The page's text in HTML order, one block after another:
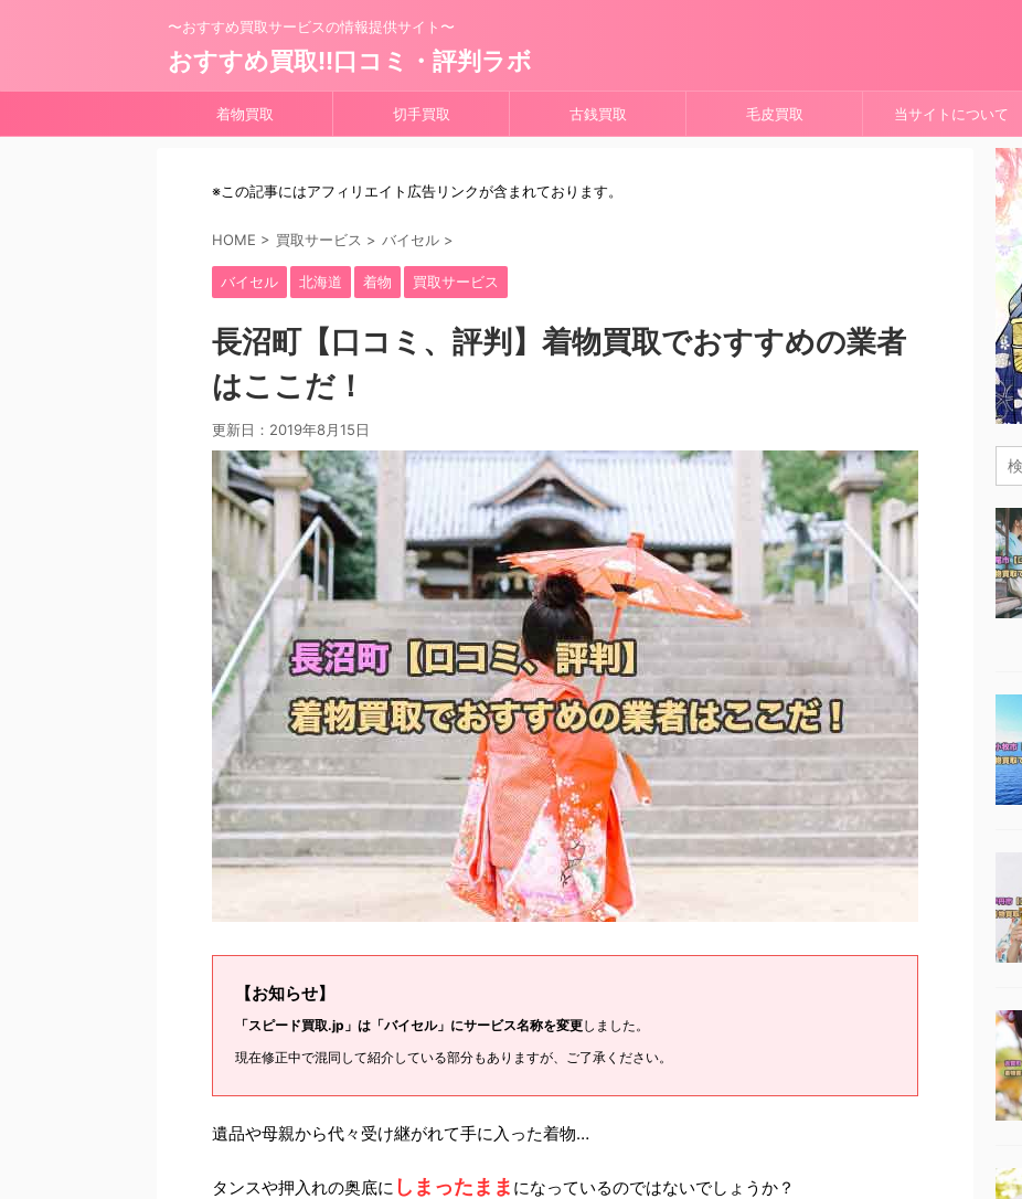
〜おすすめ買取サービスの情報提供サイト〜
おすすめ買取!!口コミ・評判ラボ
着物買取 切手買取 古銭買取 毛皮買取 当サイトについて
※この記事にはアフィリエイト広告リンクが含まれております。
HOME > 買取サービス > バイセル >
バイセル 北海道 着物 買取サービス
長沼町【口コミ、評判】着物買取でおすすめの業者
はここだ！
更新日： 2019年8月15日
【お知らせ】
「スピード買取.jp」は「バイセル」にサービス名称を変更しました。
現在修正中で混同して紹介している部分もありますが、ご了承ください。
遺品や母親から代々受け継がれて手に入った着物…
タンスや押入れの奥底に しまったまま になっているのではないでしょうか？